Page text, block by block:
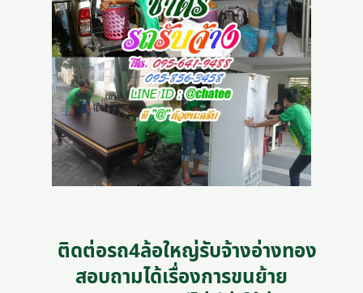
ติดต่อรถ4ล้อใหญ่รับจ้างอ่างทอง
สอบถามได้เรื่องการขนย้าย